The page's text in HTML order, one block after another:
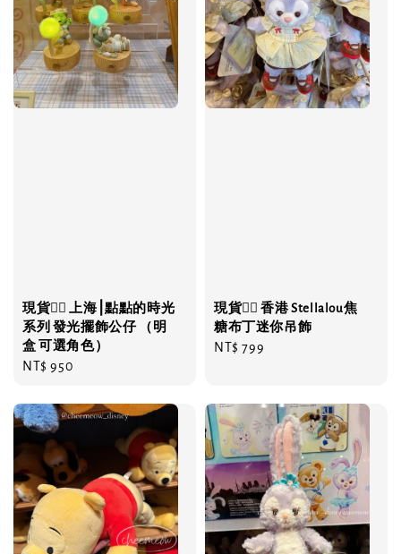
現貨❤️‍🔥 上海⎮點點的時光
系列 發光擺飾公仔 （明
盒 可選角色）
Regular
NT$ 950
現貨❤️‍🔥 香港 Stellalou焦
糖布丁迷你吊飾
Regular
NT$ 799